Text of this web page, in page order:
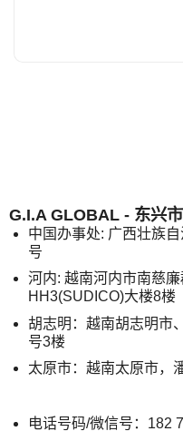
G.I.A GLOBAL - 东兴
中国办事处: 广西壮族
号
河内: 越南河内市南慈
HH3(SUDICO)大楼8楼
胡志明：越南胡志明市
号3楼
太原市：越南太原市，
电话号码/微信号：182